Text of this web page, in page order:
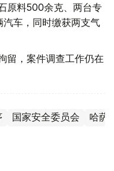
原料500余克、两台专
汽车，同时缴获两支气
留，案件调查工作仍在
国家安全委员会 哈萨